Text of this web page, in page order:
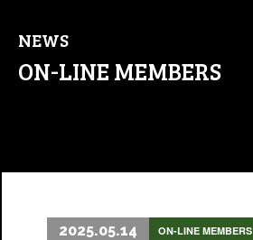
NEWS
ON-LINE MEMBERS
2025.05.14 ON-LINE MEMBERS